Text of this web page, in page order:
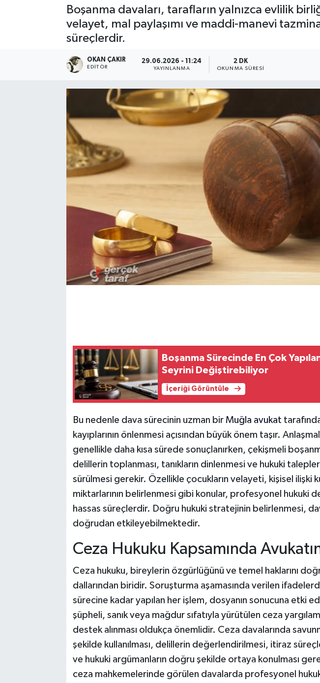
Boşanma davaları, tarafların yalnızca evlilik
velayet, mal paylaşımı ve maddi-manevi
süreçlerdir.
OKAN ÇAKIR
EDITÖR
29.06.2026 - 11:24
YAYINLANMA
2 DK
OKUNMA SÜRESI
Boşanma Sürecinde En Çok
Seyrini Değiştirebiliyor
İçeriği Görüntüle
Bu nedenle dava sürecinin uzman bir Muğla avukat
kayıplarının önlenmesi açısından büyük önem taşır.
genellikle daha kısa sürede sonuçlanırken, çekişmeli
delillerin toplanması, tanıkların dinlenmesi ve hukuki
sürülmesi gerekir. Özellikle çocukların velayeti, kişisel ilişki
miktarlarının belirlenmesi gibi konular, profesyonel hukuki
hassas süreçlerdir. Doğru hukuki stratejinin belirlenmesi,
doğrudan etkileyebilmektedir.
Ceza Hukuku Kapsamında
Ceza hukuku, bireylerin özgürlüğünü ve temel haklarını
dallarından biridir. Soruşturma aşamasında verilen
sürecine kadar yapılan her işlem, dosyanın sonucuna etki
şüpheli, sanık veya mağdur sıfatıyla yürütülen ceza
destek alınması oldukça önemlidir. Ceza davalarında
şekilde kullanılması, delillerin değerlendirilmesi, itiraz
ve hukuki argümanların doğru şekilde ortaya konulması
ceza mahkemelerinde görülen davalarda profesyonel
EKONOMİ
TEKNOLOJİ